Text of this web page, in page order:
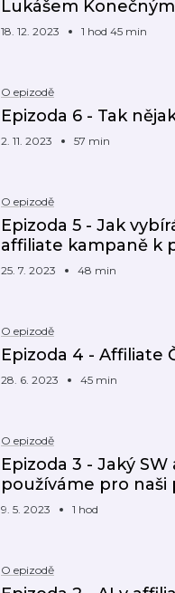
Lukášem
18. 12. 2023 1 hod 45 min
O epizodě
Epizoda 6 - Tak
2. 11. 2023 57 min
O epizodě
Epizoda 5 - Jak
affiliate kampaně k
25. 7. 2023 48 min
O epizodě
Epizoda 4 - Affiliate
28. 6. 2023 45 min
O epizodě
Epizoda 3 - Jaký SW
používáme pro naši
9. 5. 2023 1 hod
O epizodě